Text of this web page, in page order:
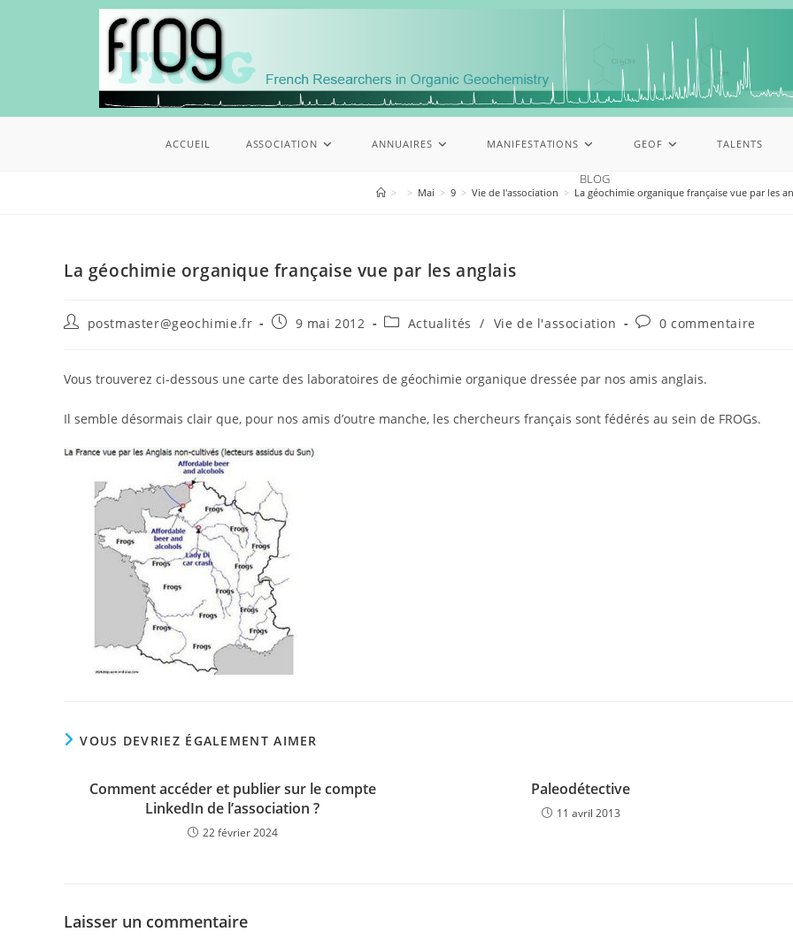
ACCUEIL ASSOCIATION ANNUAIRES MANIFESTATIONS GEOF TALENTS
BLOG
> > Mai > 9 > Vie de l'association > La géochimie organique française vue par les
La géochimie organique française vue par les anglais
postmaster@geochimie.fr 9 mai 2012 Actualités / Vie de l'association 0 commentaire
Vous trouverez ci-dessous une carte des laboratoires de géochimie organique dressée par nos amis anglais.
Il semble désormais clair que, pour nos amis d’outre manche, les chercheurs français sont fédérés au sein de FROGs.
VOUS DEVRIEZ ÉGALEMENT AIMER
Comment accéder et publier sur le compte
LinkedIn de l’association ?
22 février 2024
Paleodétective
11 avril 2013
Laisser un commentaire